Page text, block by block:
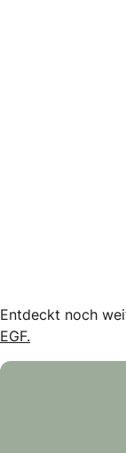
Entdeckt noch
EGF.